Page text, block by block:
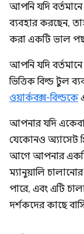
আপনি যদি
ব্যবহার করছেন,
করা একটি ভাল
আপনি যদি বর্তমানে
ভিত্তিক বিল্ড টুল
ওয়ার্কবক্স-বিল্ডকে
আপনার যদি
যেকোনও অ্যাসেট
আগে আপনার একটি
ম্যানুয়ালি
পারে, এবং এটি
দর্শকদের কাছে